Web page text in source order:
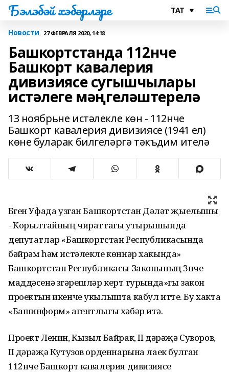
Бэлэбэй хэбэрлэре
Новости 27 ФЕВРАЛЯ 2020, 14:18
Башкортстанда 112нче
Башкорт кавалерия
дивизиясе сугышчылары
истәлеге мәңгеләштерелә
13 ноябрьне истәлекле көн - 112нче
Башкорт кавалерия дивизиясе (1941 ел)
көне буларак билгеләргә тәкъдим ителә
Бүген Уфада узган Башкортстан Дәүләт җыелышы
- Корылтайның чираттагы утырышында
депутатлар «Башкортстан Республикасында
бәйрәм һәм истәлекле көннәр хакында»
Башкортстан Республикасы Законының 3нче
маддәсенә үзгәрешләр кертү турында»гы закон
проектын икенче укылышта кабул итте. Бу хакта
«Башинформ» агентлыгы хәбәр итә.
Проект Ленин, Кызыл Байрак, II дәрәҗә Суворов,
II дәрәҗә Кутузов орденнарына лаек булган
112нче Башкорт кавалерия дивизиясе